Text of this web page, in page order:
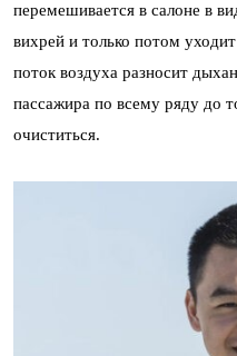
перемешивается в салоне в
вихрей и только потом
поток воздуха разносит
пассажира по всему ряду до
очиститься.